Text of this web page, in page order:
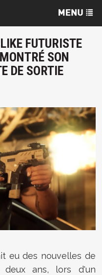
FUTURISTE
SON
DE SORTIE
eu des nouvelles de
ans, lors d'un